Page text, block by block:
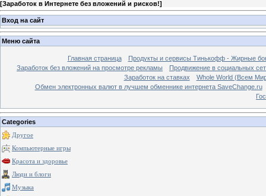
[Заработок в Интернете без вложений и рисков!]
Вход на сайт
Меню сайта
Главная страница
Продукты и сервисы Тинькофф - Жирные
Заработок без вложений на просмотре рекламы
Продвижение в социальных
Заработок на ставках
Whole World (Всем
Обмен электронных валют в лучшем обменнике интернета SaveChange.ru
Categories
Другое
Компьютерные игры
Красота и здоровье
Люди и блоги
Музыка